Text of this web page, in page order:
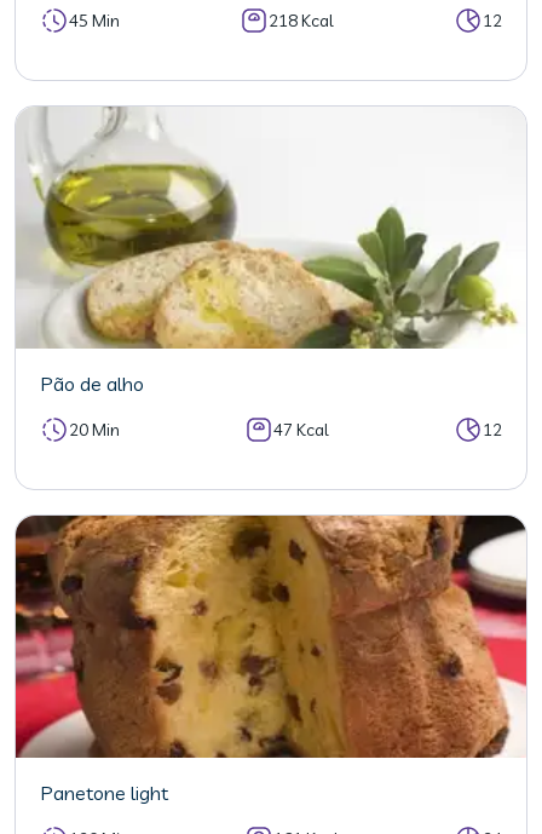
45 Min 218 Kcal 12
Pão de alho
20 Min 47 Kcal 12
Panetone light